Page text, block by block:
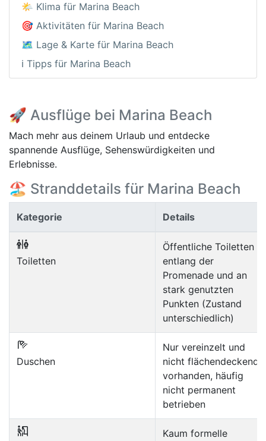
🌤️ Klima für Marina Beach
🎯 Aktivitäten für Marina Beach
🗺️ Lage & Karte für Marina Beach
ℹ️ Tipps für Marina Beach
🚀 Ausflüge bei Marina Beach
Mach mehr aus deinem Urlaub und entdecke
spannende Ausflüge, Sehenswürdigkeiten und
Erlebnisse.
🏖️ Stranddetails für Marina Beach
Kategorie Details
Toiletten
Öffentliche Toiletten
entlang der
Promenade und an
stark genutzten
Punkten (Zustand
unterschiedlich)
Duschen
Nur vereinzelt und
nicht flächendeckend
vorhanden, häufig
nicht permanent
betrieben
Kaum formelle